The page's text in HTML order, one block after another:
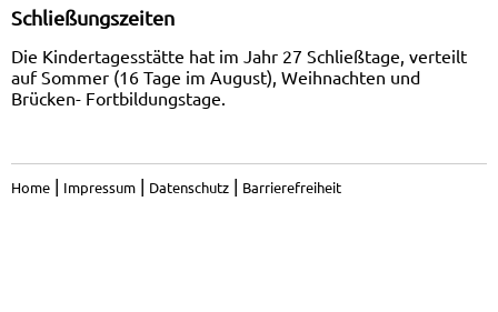
Schließungszeiten
Die Kindertagesstätte hat im Jahr 27 Schließtage, verteilt
auf Sommer (16 Tage im August), Weihnachten und
Brücken- Fortbildungstage.
Home | Impressum | Datenschutz | Barrierefreiheit